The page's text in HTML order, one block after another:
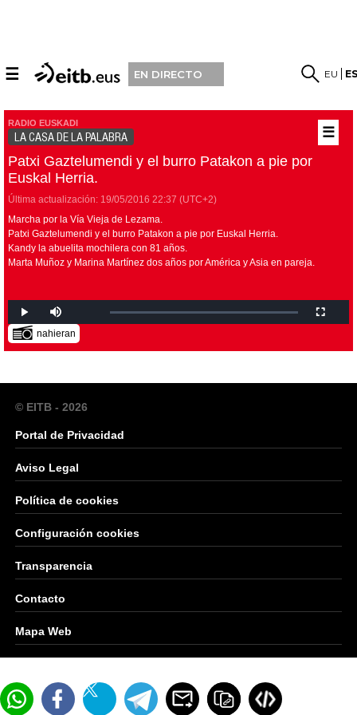
☰ EN DIRECTO EU
☰
RADIO EUSKADI
LA CASA DE LA PALABRA
Patxi Gaztelumendi y el burro Patakon a pie por
Euskal Herria.
Última actualización: 19/05/2016 22:37 (UTC+2)
Marcha por la Vía Vieja de Lezama.
Patxi Gaztelumendi y el burro Patakon a pie por Euskal Herria.
Kandy la abuelita mochilera con 81 años.
Marta Muñoz y Marina Martínez dos años por América y Asia en pareja.
nahieran
© EITB - 2026
Portal de Privacidad
Aviso Legal
Política de cookies
Configuración cookies
Transparencia
Contacto
Mapa Web